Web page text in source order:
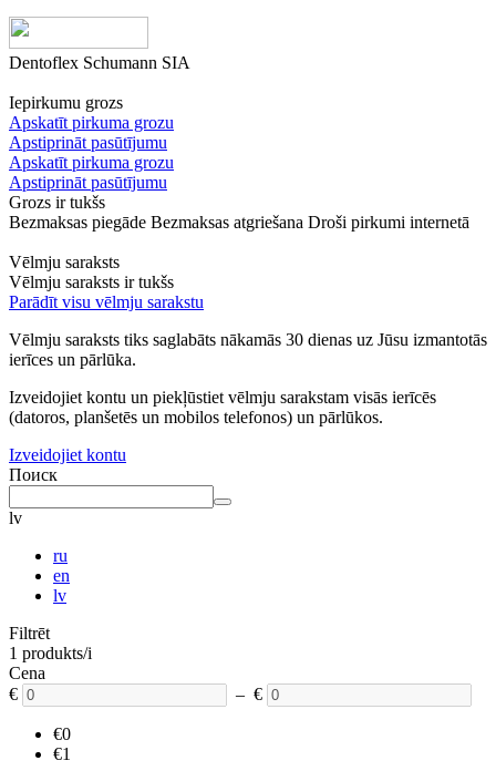
Dentoflex Schumann SIA
Iepirkumu grozs
Apskatīt pirkuma grozu
Apstiprināt pasūtījumu
Apskatīt pirkuma grozu
Apstiprināt pasūtījumu
Grozs ir tukšs
Bezmaksas piegāde Bezmaksas atgriešana Droši pirkumi internetā
Vēlmju saraksts
Vēlmju saraksts ir tukšs
Parādīt visu vēlmju sarakstu
Vēlmju saraksts tiks saglabāts nākamās 30 dienas uz Jūsu izmantotās
ierīces un pārlūka.
Izveidojiet kontu un piekļūstiet vēlmju sarakstam visās ierīcēs
(datoros, planšetēs un mobilos telefonos) un pārlūkos.
Izveidojiet kontu
Поиск
lv
ru
en
lv
Filtrēt
1 produkts/i
Cena
€
– €
€0
€1